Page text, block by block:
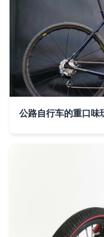
公路自行车的重口味